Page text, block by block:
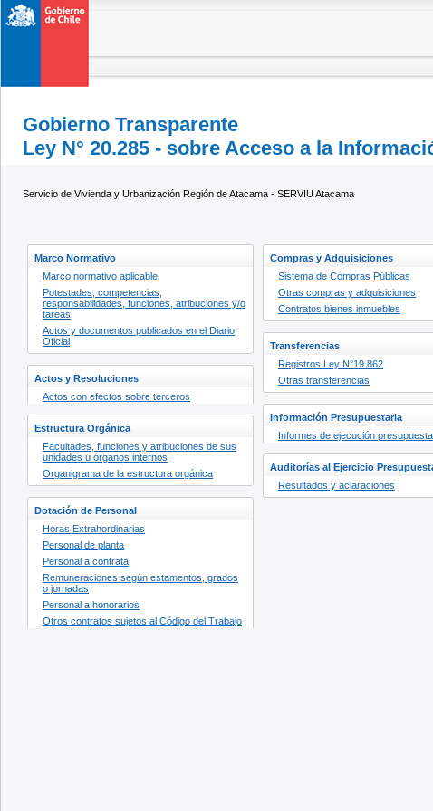
Gobierno Transparente
Ley N° 20.285 - sobre Acceso a la
Servicio de Vivienda y Urbanización Región de Atacama - SERVIU Atacama
Marco Normativo
Marco normativo aplicable
Potestades, competencias,
responsabilidades, funciones, atribuciones y/o
tareas
Actos y documentos publicados en el Diario
Oficial
Actos y Resoluciones
Actos con efectos sobre terceros
Estructura Orgánica
Facultades, funciones y atribuciones de sus
unidades u órganos internos
Organigrama de la estructura orgánica
Dotación de Personal
Horas Extrahordinarias
Personal de planta
Personal a contrata
Remuneraciones según estamentos, grados
o jornadas
Personal a honorarios
Otros contratos sujetos al Código del Trabajo
Compras y Adquisiciones
Sistema de Compras Públicas
Otras compras y adquisiciones
Contratos bienes inmuebles
Transferencias
Registros Ley N°19.862
Otras transferencias
Información Presupuestaria
Informes de ejecución
Auditorías al Ejercicio
Resultados y aclaraciones